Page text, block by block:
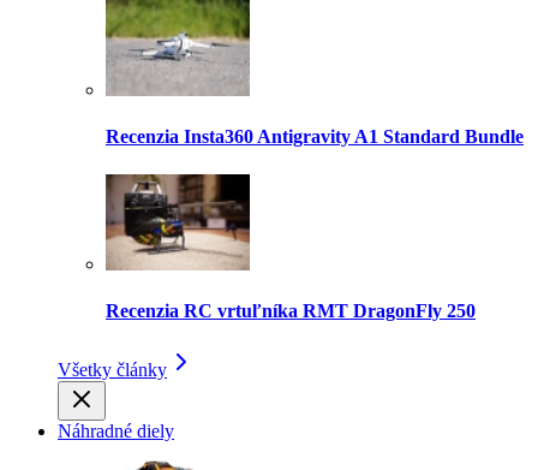
Recenzia Insta360 Antigravity A1 Standard Bundle
Recenzia RC vrtuľníka RMT DragonFly 250
Všetky články
Náhradné diely